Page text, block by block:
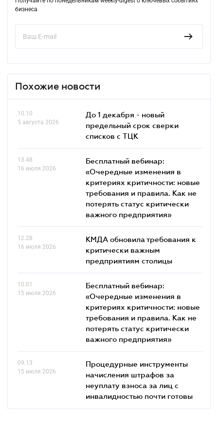
бизнеса
Похожие новости
10.10
5 августа 2026
До 1 декабря - новый
предельный срок сверки
списков c ТЦК
13.48
16 июля 2026
Бесплатный вебинар:
«Очередные изменения в
критериях критичности: новые
требования и правила. Как не
потерять статус критически
важного предприятия»
12.28
16 июля 2026
КМДА обновила требования к
критически важным
предприятиям столицы
10.01
15 июля 2026
Бесплатный вебинар:
«Очередные изменения в
критериях критичности: новые
требования и правила. Как не
потерять статус критически
важного предприятия»
09.13
15 июля 2026
Процедурные инструменты
начисления штрафов за
неуплату взноса за лиц с
инвалидностью почти готовы